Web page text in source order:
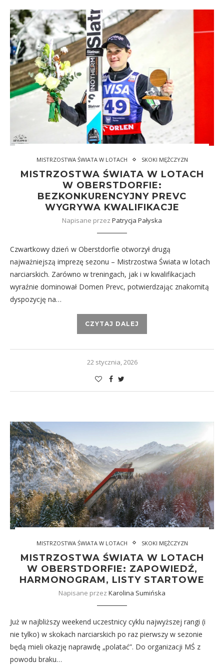
MISTRZOSTWA ŚWIATA W LOTACH SKOKI MĘŻCZYZN
MISTRZOSTWA ŚWIATA W LOTACH
W OBERSTDORFIE:
BEZKONKURENCYJNY PREVC
WYGRYWA KWALIFIKACJE
Napisane przez Patrycja Pałyska
Czwartkowy dzień w Oberstdorfie otworzył drugą
najważniejszą imprezę sezonu – Mistrzostwa Świata w lotach
narciarskich. Zarówno w treningach, jak i w kwalifikacjach
wyraźnie dominował Domen Prevc, potwierdzając znakomitą
dyspozycję na…
CZYTAJ DALEJ
22 stycznia, 2026
MISTRZOSTWA ŚWIATA W LOTACH SKOKI MĘŻCZYZN
MISTRZOSTWA ŚWIATA W LOTACH
W OBERSTDORFIE: ZAPOWIEDŹ,
HARMONOGRAM, LISTY STARTOWE
Napisane przez Karolina Sumińska
Już w najbliższy weekend uczestnicy cyklu najwyższej rangi (i
nie tylko) w skokach narciarskich po raz pierwszy w sezonie
będą mieli okazję naprawdę „polatać”. Do organizacji MŚ z
powodu braku…